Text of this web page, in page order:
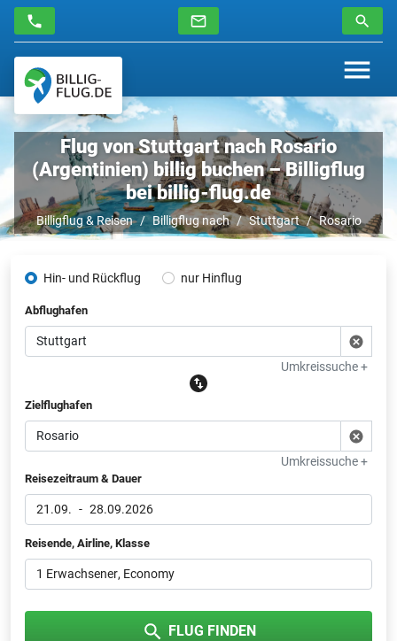
Flug von Stuttgart nach Rosario
(Argentinien) billig buchen – Billigflug
bei billig-flug.de
Billigflug & Reisen Billigflug nach Stuttgart Rosario
Hin- und Rückflug nur Hinflug
Abflughafen
Umkreissuche +
Zielflughafen
Umkreissuche +
Reisezeitraum & Dauer
21.09. - 28.09.2026
Reisende, Airline, Klasse
1 Erwachsener, Economy
FLUG FINDEN